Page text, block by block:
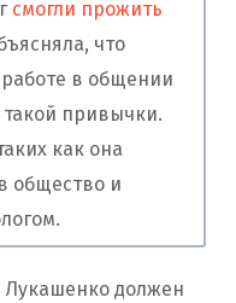
смогли прожить
что
в общении
такой привычки.
как она
общество и
Лукашенко должен